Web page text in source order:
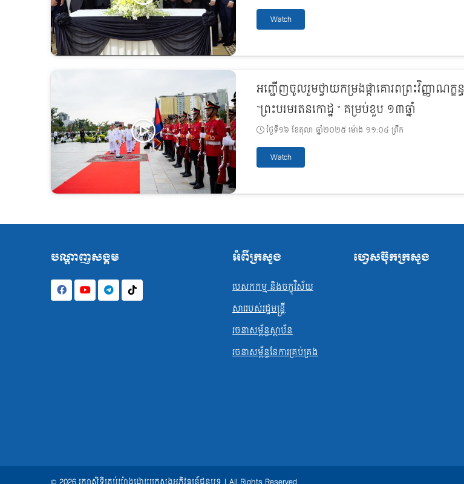
Watch
អញ្ជើញចូលរួមថ្វាយកម្រងផ្កាគោរពព្រះវិញ្ញាណក្ខន្ធ
“ព្រះបរមរតនកោដ្ឋ “ គម្រប់ខួប ១៣ឆ្នាំ
ថ្ងៃទី១៦ ខែតុលា ឆ្នាំ២០២៥ ម៉ោង ១១:០៤ ព្រឹក
Watch
បណ្ដាញសង្គម អំពីក្រសួង
បេសកកម្ម និងចក្ខុវិស័យ
សាររបស់រដ្ឋមន្ត្រី
រចនាសម្ព័ន្ធស្ថាប័ន
រចនាសម្ព័ន្ធនែការគ្រប់គ្រង
ហ្វេសប៊ុកក្រសួង